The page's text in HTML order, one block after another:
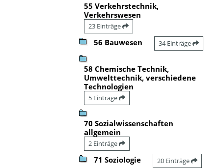
55 Verkehrstechnik,
Verkehrswesen
23 Einträge
56 Bauwesen 34 Einträge
58 Chemische Technik,
Umwelttechnik, verschiedene
Technologien
5 Einträge
70 Sozialwissenschaften
allgemein
2 Einträge
71 Soziologie 20 Einträge